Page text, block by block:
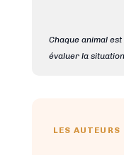
Chaque animal est
évaluer la
LES AUTEURS